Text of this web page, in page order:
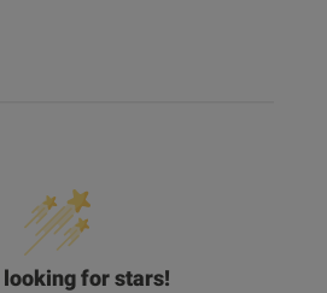
looking for stars!